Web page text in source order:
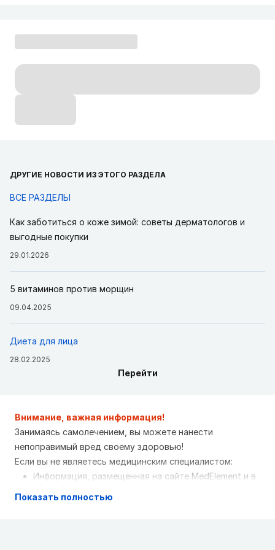
ДРУГИЕ НОВОСТИ ИЗ ЭТОГО РАЗДЕЛА
ВСЕ РАЗДЕЛЫ
Как заботиться о коже зимой: советы дерматологов и
выгодные покупки
29.01.2026
5 витаминов против морщин
09.04.2025
Диета для лица
28.02.2025
Перейти
Внимание, важная информация!
Занимаясь самолечением, вы можете нанести
непоправимый вред своему здоровью!
Если вы не являетесь медицинским специалистом:
Информация, размещенная на сайте MedElement и в
Показать полностью